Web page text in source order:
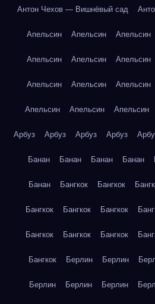
Антон Чехов — Вишнёвый сад
Апельсин Апельсин Апельсин
Апельсин Апельсин Апельсин
Апельсин Апельсин Апельсин
Апельсин Апельсин Апельсин
Арбуз Арбуз Арбуз Арбуз
Банан Банан Банан Банан
Банан Бангкок Бангкок
Бангкок Бангкок Бангкок
Бангкок Бангкок Бангкок
Бангкок Берлин Берлин
Берлин Берлин Берлин